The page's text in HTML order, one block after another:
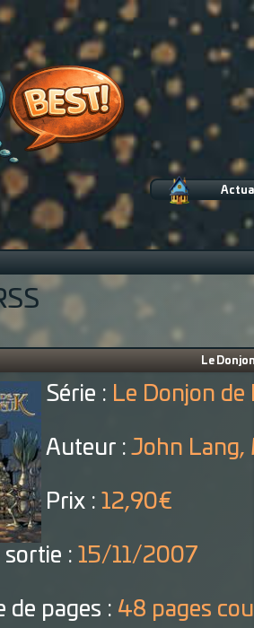
Le
Série : Le Donjon
Auteur : John Lang,
Prix : 12,90€
sortie : 15/11/2007
de pages : 48 pages